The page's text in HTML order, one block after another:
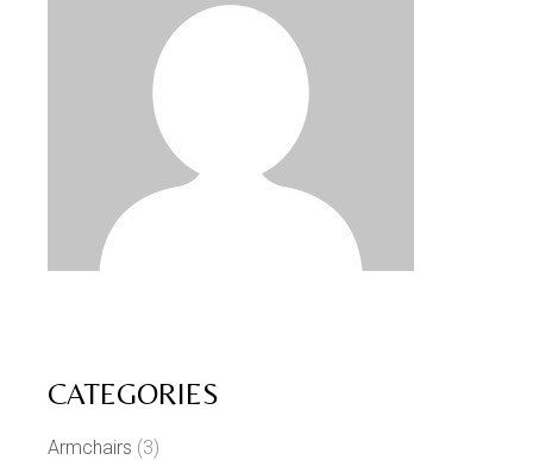
CATEGORIES
Armchairs (3)